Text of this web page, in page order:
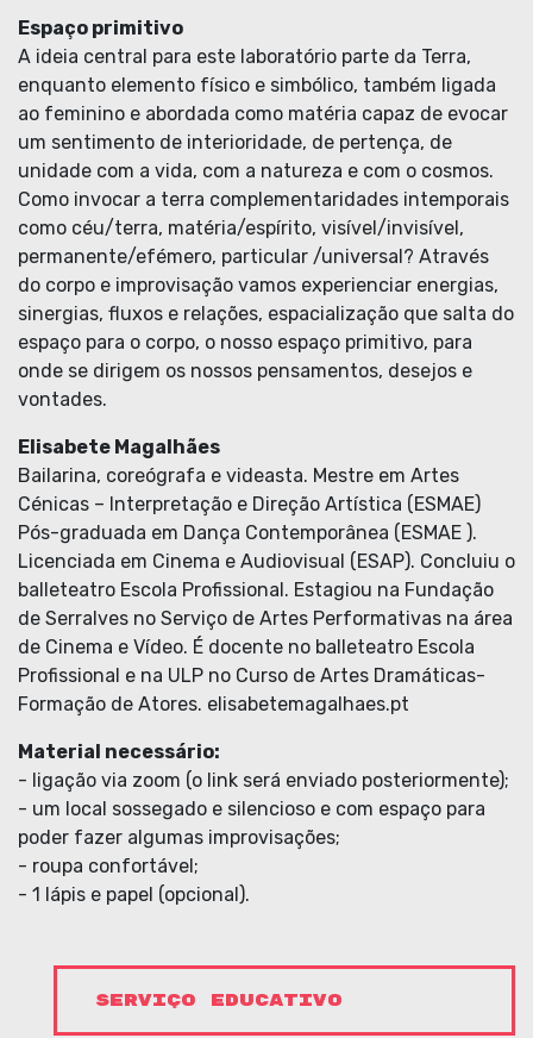
Espaço primitivo
A ideia central para este laboratório parte da Terra,
enquanto elemento físico e simbólico, também ligada
ao feminino e abordada como matéria capaz de evocar
um sentimento de interioridade, de pertença, de
unidade com a vida, com a natureza e com o cosmos.
Como invocar a terra complementaridades intemporais
como céu/terra, matéria/espírito, visível/invisível,
permanente/efémero, particular /universal? Através
do corpo e improvisação vamos experienciar energias,
sinergias, fluxos e relações, espacialização que salta do
espaço para o corpo, o nosso espaço primitivo, para
onde se dirigem os nossos pensamentos, desejos e
vontades.
Elisabete Magalhães
Bailarina, coreógrafa e videasta. Mestre em Artes
Cénicas – Interpretação e Direção Artística (ESMAE)
Pós-graduada em Dança Contemporânea (ESMAE ).
Licenciada em Cinema e Audiovisual (ESAP). Concluiu o
balleteatro Escola Profissional. Estagiou na Fundação
de Serralves no Serviço de Artes Performativas na área
de Cinema e Vídeo. É docente no balleteatro Escola
Profissional e na ULP no Curso de Artes Dramáticas-
Formação de Atores. elisabetemagalhaes.pt
Material necessário:
- ligação via zoom (o link será enviado posteriormente);
- um local sossegado e silencioso e com espaço para
poder fazer algumas improvisações;
- roupa confortável;
- 1 lápis e papel (opcional).
SERVIÇO EDUCATIVO